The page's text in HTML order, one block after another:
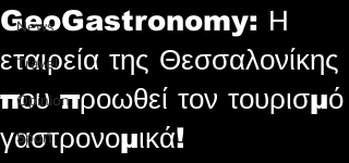
News
Travel
Opinion
Sport
GeoGastronomy: Η
εταιρεία της Θεσσαλονίκης
που προωθεί τον τουρισμό
γαστρονομικά!